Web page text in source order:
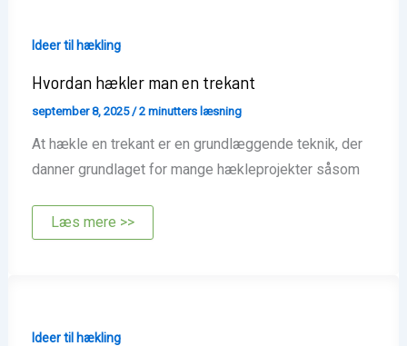
Ideer til hækling
Hvordan hækler man en trekant
september 8, 2025 /2 minutters læsning
At hækle en trekant er en grundlæggende teknik, der
danner grundlaget for mange hækleprojekter såsom
Hvordan
hækler
Læs mere >>
Ideer til hækling